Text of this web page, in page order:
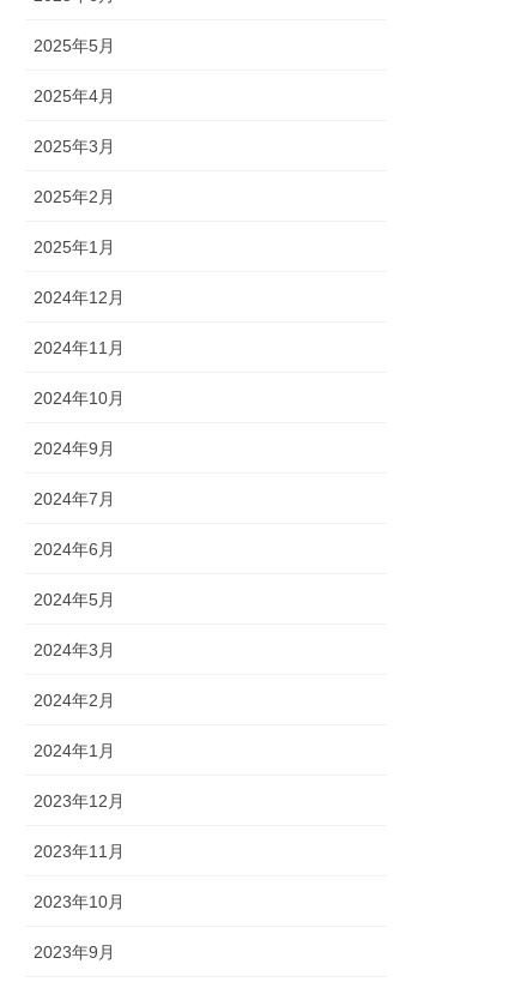
2025年5月
2025年4月
2025年3月
2025年2月
2025年1月
2024年12月
2024年11月
2024年10月
2024年9月
2024年7月
2024年6月
2024年5月
2024年3月
2024年2月
2024年1月
2023年12月
2023年11月
2023年10月
2023年9月